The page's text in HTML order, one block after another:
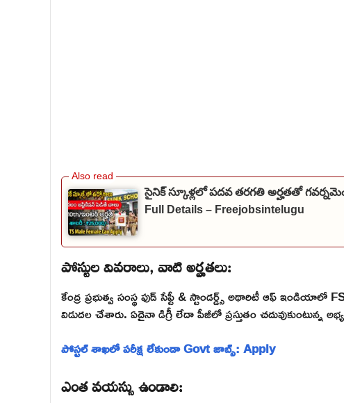
సైనిక్ స్కూళ్లలో పదవ తరగతి అర్హతతో
Full Details – Freejobsintelugu
పోస్టుల వివరాలు, వాటి అర్హతలు:
కేంద్ర ప్రభుత్వ సంస్థ ఫుడ్ సేఫ్టీ & స్టాండర్డ్స్ అథారిటీ ఆఫ్
విడుదల చేశారు. ఏదైనా డిగ్రీ లేదా పీజీలో ప్రస్తుతం చదువుకుంటున్న
పోస్టల్ శాఖలో పరీక్ష లేకుండా Govt జాబ్స్: Apply
ఎంత వయస్సు ఉండాలి: